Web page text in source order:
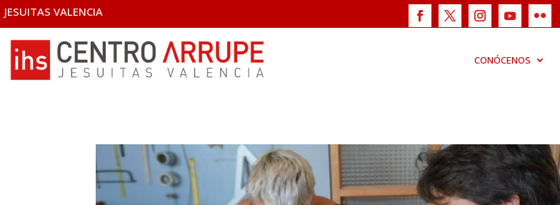
JESUITAS VALENCIA
CONÓCENOS